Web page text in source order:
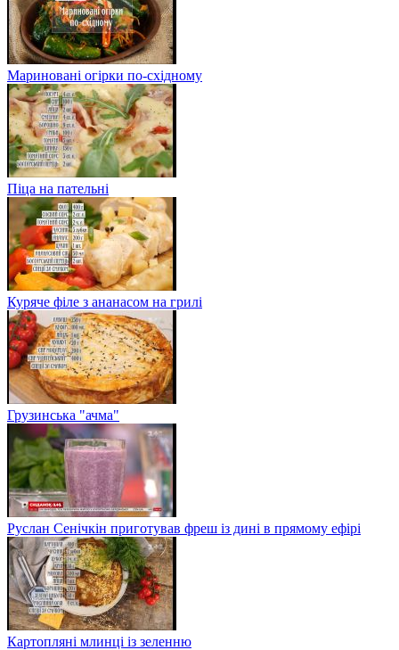
Мариновані огірки по-східному
Піца на пательні
Куряче філе з ананасом на грилі
Грузинська "ачма"
Руслан Сенічкін приготував фреш із дині в прямому ефірі
Картопляні млинці із зеленню